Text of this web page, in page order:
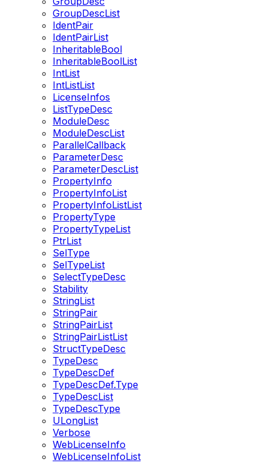
GroupDescList
IdentPair
IdentPairList
InheritableBool
InheritableBoolList
IntList
IntListList
LicenseInfos
ListTypeDesc
ModuleDesc
ModuleDescList
ParallelCallback
ParameterDesc
ParameterDescList
PropertyInfo
PropertyInfoList
PropertyInfoListList
PropertyType
PropertyTypeList
PtrList
SelType
SelTypeList
SelectTypeDesc
Stability
StringList
StringPair
StringPairList
StringPairListList
StructTypeDesc
TypeDesc
TypeDescDef
TypeDescDef.Type
TypeDescList
TypeDescType
ULongList
Verbose
WebLicenseInfo
WebLicenseInfoList